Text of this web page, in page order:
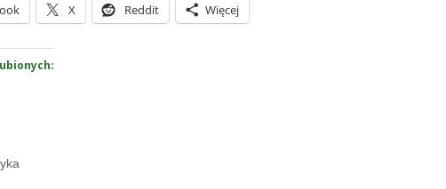
X Reddit Więcej